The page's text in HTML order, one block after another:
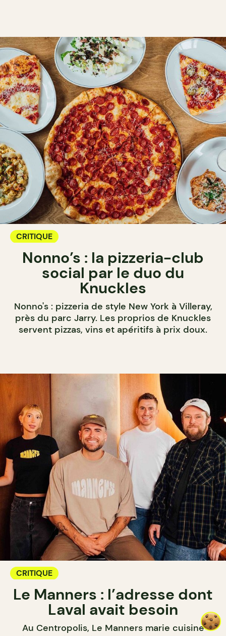
CRITIQUE
Nonno’s : la pizzeria-club
social par le duo du
Knuckles
Nonno's : pizzeria de style New York à Villeray,
près du parc Jarry. Les proprios de Knuckles
servent pizzas, vins et apéritifs à prix doux.
CRITIQUE
Le Manners : l’adresse dont
Laval avait besoin
Au Centropolis, Le Manners marie cuisine